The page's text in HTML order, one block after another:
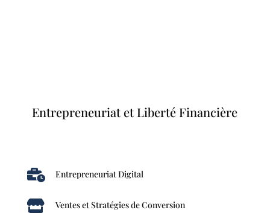
Entrepreneuriat et Liberté Financière
 Entrepreneuriat Digital
 Ventes et Stratégies de Conversion